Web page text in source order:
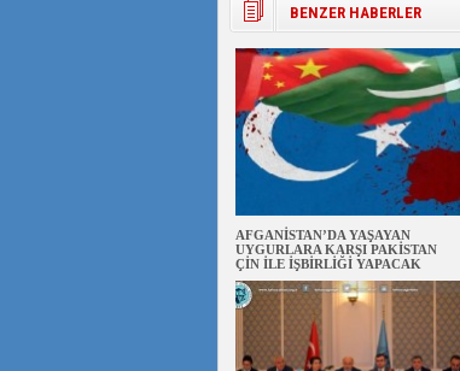
BENZER HABERLER
AFGANİSTAN’DA YAŞAYAN
UYGURLARA KARŞI PAKİSTAN
ÇİN İLE İŞBİRLİĞİ YAPACAK